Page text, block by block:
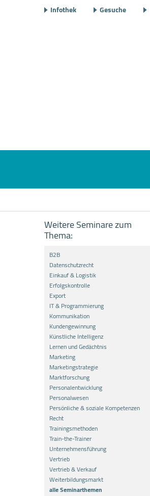
Infothek Gesuche
Weitere Seminare zum
Thema:
B2B
Datenschutzrecht
Einkauf & Logistik
Erfolgskontrolle
Export
IT & Programmierung
Kommunikation
Kundengewinnung
Künstliche Intelligenz
Lernen und Gedächtnis
Marketing
Marketingstrategie
Marktforschung
Personalentwicklung
Personalwesen
Persönliche & soziale Kompetenzen
Recht
Trainingsmethoden
Train-the-Trainer
Unternehmensführung
Vertrieb
Vertrieb & Verkauf
Weiterbildungsmarkt
alle Seminarthemen